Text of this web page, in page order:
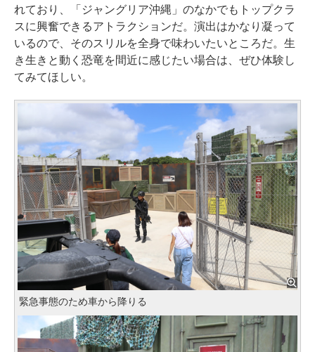
れており、「ジャングリア沖縄」のなかでもトップクラ
スに興奮できるアトラクションだ。演出はかなり凝って
いるので、そのスリルを全身で味わいたいところだ。生
き生きと動く恐竜を間近に感じたい場合は、ぜひ体験し
てみてほしい。
緊急事態のため車から降りる